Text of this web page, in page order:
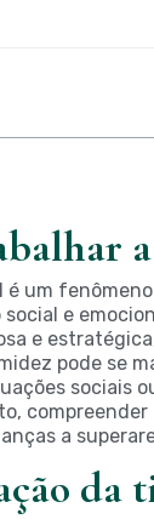
um
e
e
pode se
sociais
a
da